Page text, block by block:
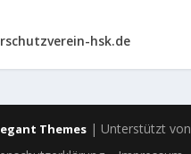
hsk.de
Themes| Unterstützt von